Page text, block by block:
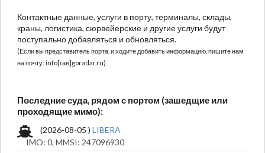
Контактные данные, услуги в порту, терминалы, склады,
краны, логистика, сюрвейерские и другие услуги будут
поступально добавляться и обновляться.
(Если вы представитель порта, и ходите добавить информацию, пишите нам
на почту: info[гав]goradar.ru)
Последние суда, рядом с портом (зашедщие или
проходящие мимо):
(2026-08-05 ) LIBERA
IMO: 0, MMSI: 247096930